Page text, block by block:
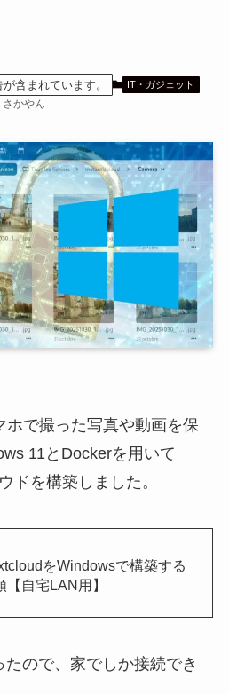
含まれています。
IT・ガジェット
さかやん
ホで撮った写真や動画を保
11とDockerを用いて
ドを構築しました。
をWindowsで構築する
【自宅LAN用】
ので、家でしか接続でき